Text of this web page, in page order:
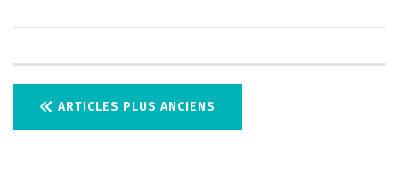
a
ARTICLES PLUS ANCIENS